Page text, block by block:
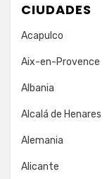
CIUDADES
Acapulco
Aix-en-Provence
Albania
Alcalá de Henares
Alemania
Alicante